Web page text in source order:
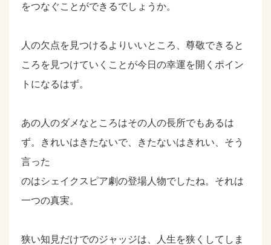
をつなぐことができるでしょうか。
人の欠点を見つけるよりいいところ、尊敬できると
ころを見つけていくことが今日の幸運を開くポイン
トになるはず。
あの人のダメなところはその人の長所でもあるは
ず。きれいはきたないで、きたないはきれい、そう
言った
のはシェイクスピア劇の登場人物でしたね。それは
一つの真実。
狭い知見だけでのジャッジは、人生を狭くしてしま